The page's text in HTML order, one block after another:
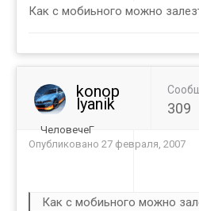
Как с мобиьного можно
konop
lyanik
ЧеловечеГ
309
Опубликовано 27 февраля, 2007
Как с мобиьного можно